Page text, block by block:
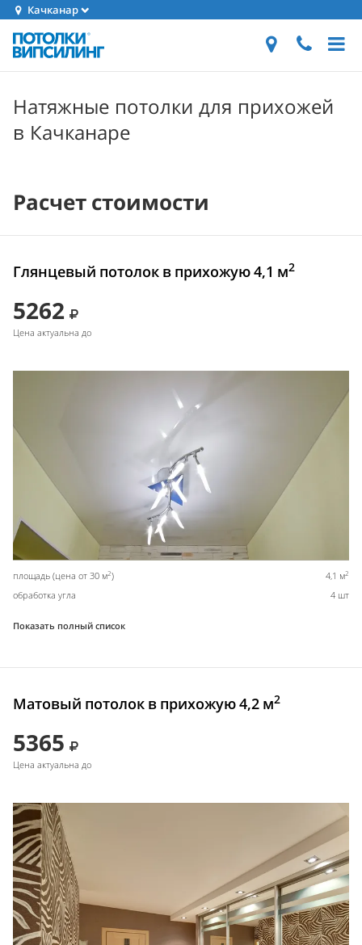
Качканар
Натяжные потолки для прихожей
в Качканаре
Расчет стоимости
Глянцевый потолок в прихожую 4,1 м2
5262
Цена актуальна до
площадь (цена от 30 м2) 4,1 м2
обработка угла 4 шт
Показать полный список
Матовый потолок в прихожую 4,2 м2
5365
Цена актуальна до